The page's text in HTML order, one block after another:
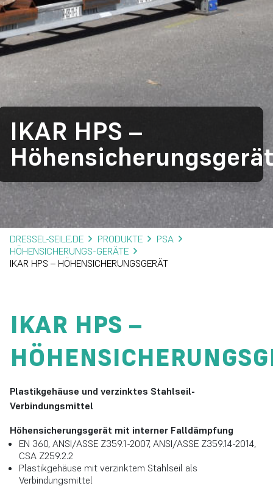
IKAR HPS –
DRESSEL-SEILE.DE PRODUKTE
PSA
HÖHENSICHERUNGS-GERÄTE
IKAR HPS – HÖHENSICHERUNGSGERÄT
IKAR HPS –
Plastikgehäuse und verzinktes Stahlseil-
Verbindungsmittel
Höhensicherungsgerät mit interner Falldämpfung
EN 360, ANSI/ASSE Z359.1-2007, ANSI/ASSE Z359.14-2014,
CSA Z259.2.2
Plastikgehäuse mit verzinktem Stahlseil als
Verbindungsmittel